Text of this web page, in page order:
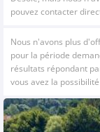
pouvez contacter
Nous n'avons plus
pour la période
résultats répondant
vous avez la